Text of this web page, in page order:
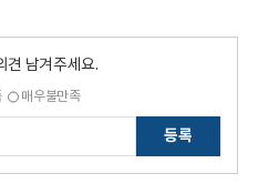
견 남겨주세요.
매우불만족
등록